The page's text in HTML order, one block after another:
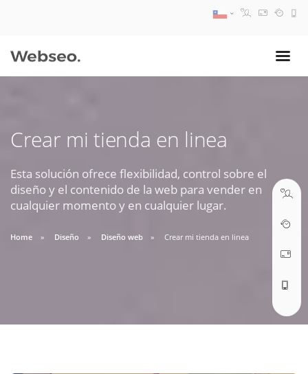
Crear mi tienda en linea
Esta solución ofrece flexibilidad, control sobre el
diseño y el contenido de la web para vender en
cualquier momento y en cualquier lugar.
Home Diseño Diseño web Crear mi tienda en linea
09:30 AM A 18:30 PM
soporte@webseo.cl
ABRIR TICKET